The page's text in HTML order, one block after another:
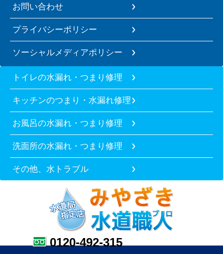
お問い合わせ
プライバシーポリシー
ソーシャルメディアポリシー
トイレの水漏れ・つまり修理
キッチンのつまり・水漏れ修理
お風呂の水漏れ・つまり修理
洗面所の水漏れ・つまり修理
その他、水トラブル
0120-492-315